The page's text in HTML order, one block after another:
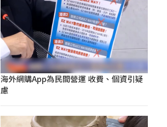
海外網購App為民間營運 收費、個資引疑
慮